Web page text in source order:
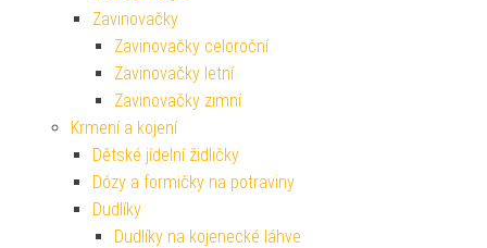
Zavinovačky
Zavinovačky celoroční
Zavinovačky letní
Zavinovačky zimní
Krmení a kojení
Dětské jídelní židličky
Dózy a formičky na potraviny
Dudlíky
Dudlíky na kojenecké láhve